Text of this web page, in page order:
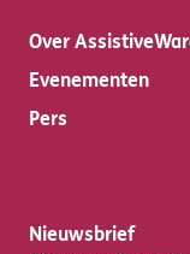
Over
Evenementen
Pers
Nieuwsbrief